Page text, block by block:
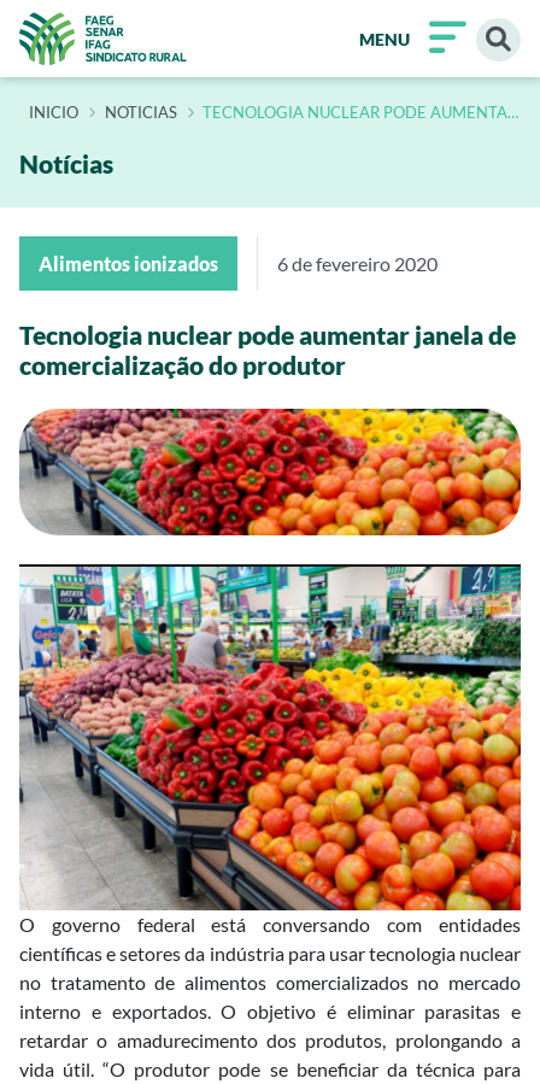
MENU
INÍCIO NOTICIAS TECNOLOGIA NUCLEAR PODE AUMENTAR
Notícias
Alimentos ionizados 6 de fevereiro 2020
Tecnologia nuclear pode aumentar janela de
comercialização do produtor
O governo federal está conversando com entidades
científicas e setores da indústria para usar tecnologia nuclear
no tratamento de alimentos comercializados no mercado
interno e exportados. O objetivo é eliminar parasitas e
retardar o amadurecimento dos produtos, prolongando a
vida útil. “O produtor pode se beneficiar da técnica para